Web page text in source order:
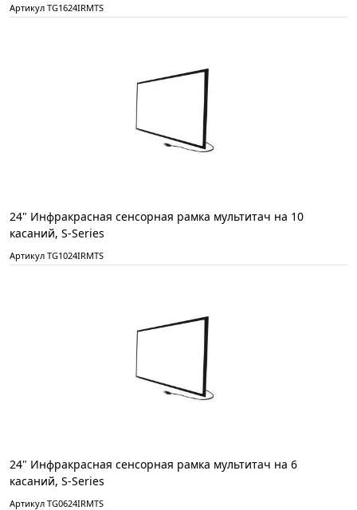
Артикул TG1624IRMTS
24" Инфракрасная сенсорная рамка мультитач на 10
касаний, S-Series
Артикул TG1024IRMTS
24" Инфракрасная сенсорная рамка мультитач на 6
касаний, S-Series
Артикул TG0624IRMTS